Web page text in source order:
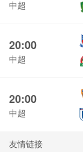
中超
20:00
中超
20:00
中超
友情链接